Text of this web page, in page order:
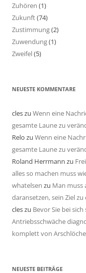
Zuhören (1)
Zukunft(74)
Zustimmung(2)
Zuwendung(1)
Zweifel(5)
NEUESTE KOMMENTARE
cleszu Wenn eine
gesamte Laune zu
Relo zu Wenn eine
gesamte Laune zu
Roland Herrmann zu
alles so machen muss
whatelsen zu Man muss
daransetzen, sein Ziel zu
cleszu Bevor Sie bei
Antriebsschwäche
komplett von
NEUESTE BEITRÄGE